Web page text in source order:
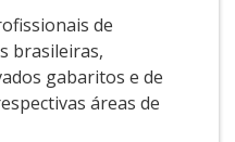
de
brasileiras,
gabaritos e de
áreas de